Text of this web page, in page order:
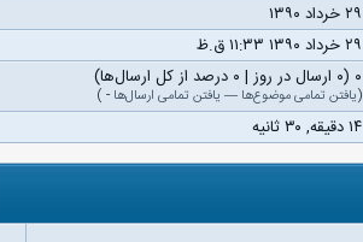
۲۹ خرداد ۱۳۹۰
۲۹ خرداد ۱۳۹۰ ۱۱:۳۳ ق.ظ
۰ (۰ ارسال در روز | ۰ درصد از کل ارسال‌ها)
(یافتن تمامی موضوع‌ها — یافتن تمامی ارسال‌ها -
)
۱۴ دقیقه, ۳۰ ثانیه